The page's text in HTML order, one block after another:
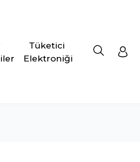
Tüketici
Elektroniği